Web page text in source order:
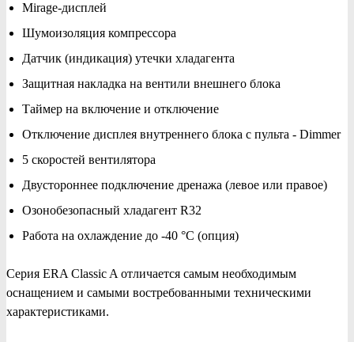
Mirage-дисплей
Шумоизоляция компрессора
Датчик (индикация) утечки хладагента
Защитная накладка на вентили внешнего блока
Таймер на включение и отключение
Отключение дисплея внутреннего блока с пульта - Dimmer
5 скоростей вентилятора
Двустороннее подключение дренажа (левое или правое)
Озонобезопасный хладагент R32
Работа на охлаждение до -40 °C (опция)
Серия ERA Classic A отличается самым необходимым
оснащением и самыми востребованными техническими
характеристиками.